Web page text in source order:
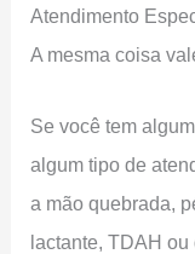
Atendimento
A mesma coisa
Se você tem
algum tipo de
a mão quebrada,
lactante, TDAH